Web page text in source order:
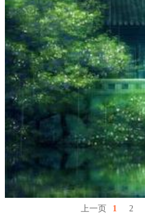
上一页 1 2